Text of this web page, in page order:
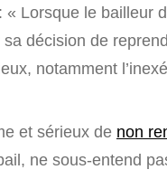
« Lorsque le bailleur
décision de
notamment
et sérieux de non
ne sous-entend